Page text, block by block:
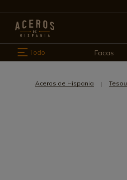
Todo Facas
Aceros de Hispania